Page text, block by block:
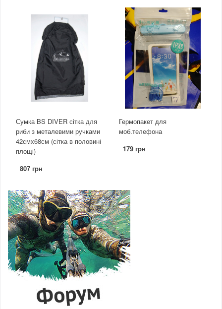
Сумка BS DIVER сітка для
риби з металевими ручками
42смх68см (сітка в половині
площі)
807 грн
Гермопакет для
моб.телефона
179 грн